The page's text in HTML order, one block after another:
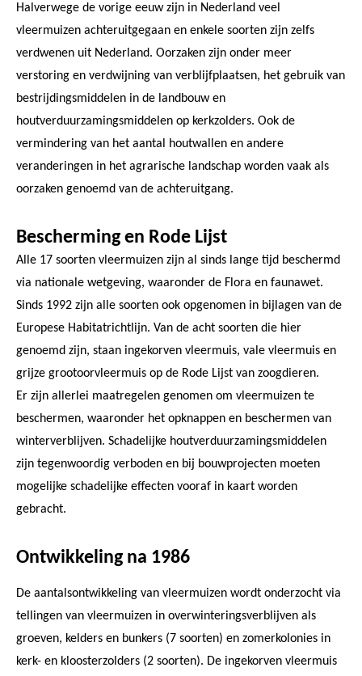
Halverwege de vorige eeuw zijn in Nederland veel
vleermuizen achteruitgegaan en enkele soorten zijn zelfs
verdwenen uit Nederland. Oorzaken zijn onder meer
verstoring en verdwijning van verblijfplaatsen, het gebruik van
bestrijdingsmiddelen in de landbouw en
houtverduurzamingsmiddelen op kerkzolders. Ook de
vermindering van het aantal houtwallen en andere
veranderingen in het agrarische landschap worden vaak als
oorzaken genoemd van de achteruitgang.
Bescherming en Rode Lijst
Alle 17 soorten vleermuizen zijn al sinds lange tijd beschermd
via nationale wetgeving, waaronder de Flora en faunawet.
Sinds 1992 zijn alle soorten ook opgenomen in bijlagen van de
Europese Habitatrichtlijn. Van de acht soorten die hier
genoemd zijn, staan ingekorven vleermuis, vale vleermuis en
grijze grootoorvleermuis op de Rode Lijst van zoogdieren.
Er zijn allerlei maatregelen genomen om vleermuizen te
beschermen, waaronder het opknappen en beschermen van
winterverblijven. Schadelijke houtverduurzamingsmiddelen
zijn tegenwoordig verboden en bij bouwprojecten moeten
mogelijke schadelijke effecten vooraf in kaart worden
gebracht.
Ontwikkeling na 1986
De aantalsontwikkeling van vleermuizen wordt onderzocht via
tellingen van vleermuizen in overwinteringsverblijven als
groeven, kelders en bunkers (7 soorten) en zomerkolonies in
kerk- en kloosterzolders (2 soorten). De ingekorven vleermuis